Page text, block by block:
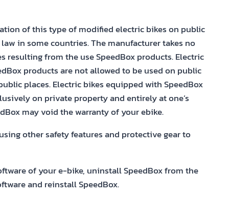
of this type of modified electric bikes on public
in some countries. The manufacturer takes no
resulting from the use SpeedBox products. Electric
products are not allowed to be used on public
places. Electric bikes equipped with SpeedBox
on private property and entirely at one’s
may void the warranty of your ebike.
other safety features and protective gear to
of your e-bike, uninstall SpeedBox from the
and reinstall SpeedBox.